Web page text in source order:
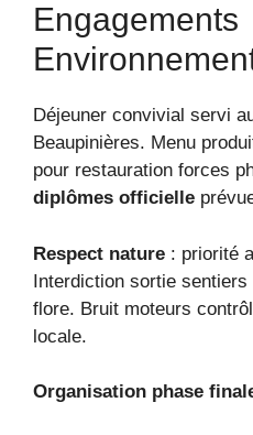
Engagements
Déjeuner convivial servi
Beaupinières. Menu
pour restauration forces
diplômes officielle
Respect nature : priorité
Interdiction sortie
flore. Bruit moteurs
locale.
Organisation phase